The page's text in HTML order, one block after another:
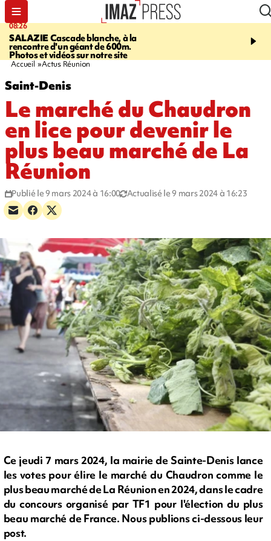
08:26
SALAZIECascade blanche, à la
rencontre d'un géant de 600m.
Photos et vidéos sur notre site
12:10
La karavane
débarque dans les
Accueil Actus Réunion
Saint-Denis
Le marché du Chaudron
en lice pour devenir le
plus beau marché de La
Réunion
Publié le 9 mars 2024 à 16:00 Actualisé le 9 mars 2024 à 16:23
Ce jeudi 7 mars 2024, la mairie de Sainte-Denis lance
les votes pour élire le marché du Chaudron comme le
plus beau marché de La Réunion en 2024, dans le cadre
du concours organisé par TF1 pour l'élection du plus
beau marché de France. Nous publions ci-dessous leur
post.